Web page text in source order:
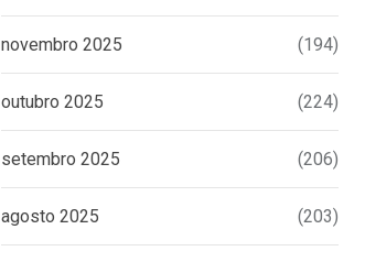
novembro 2025 (194)
outubro 2025 (224)
setembro 2025 (206)
agosto 2025 (203)